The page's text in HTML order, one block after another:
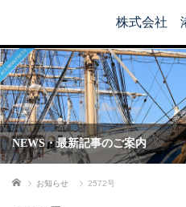
株式会社
NEWS・最新記事のご案内
ホーム お知らせ 2572号